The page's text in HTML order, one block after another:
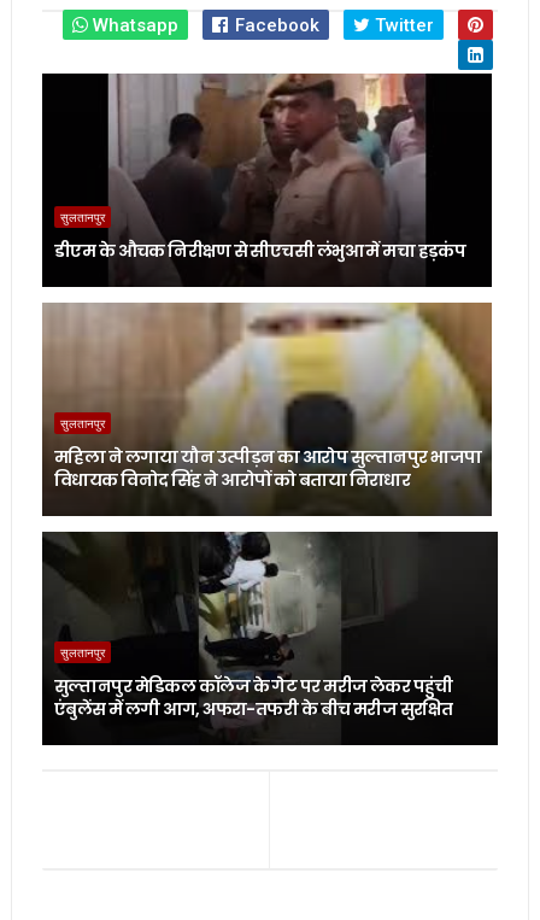
Whatsapp
Facebook Twitter
सुलतानपुर
डीएम के औचक निरीक्षण से सीएचसी लंभुआ में मचा हड़कंप
सुलतानपुर
महिला ने लगाया यौन उत्पीड़न का आरोप सुल्तानपुर भाजपा
विधायक विनोद सिंह ने आरोपों को बताया निराधार
सुलतानपुर
सुल्तानपुर मेडिकल कॉलेज के गेट पर मरीज लेकर पहुंची
एंबुलेंस में लगी आग, अफरा-तफरी के बीच मरीज सुरक्षित